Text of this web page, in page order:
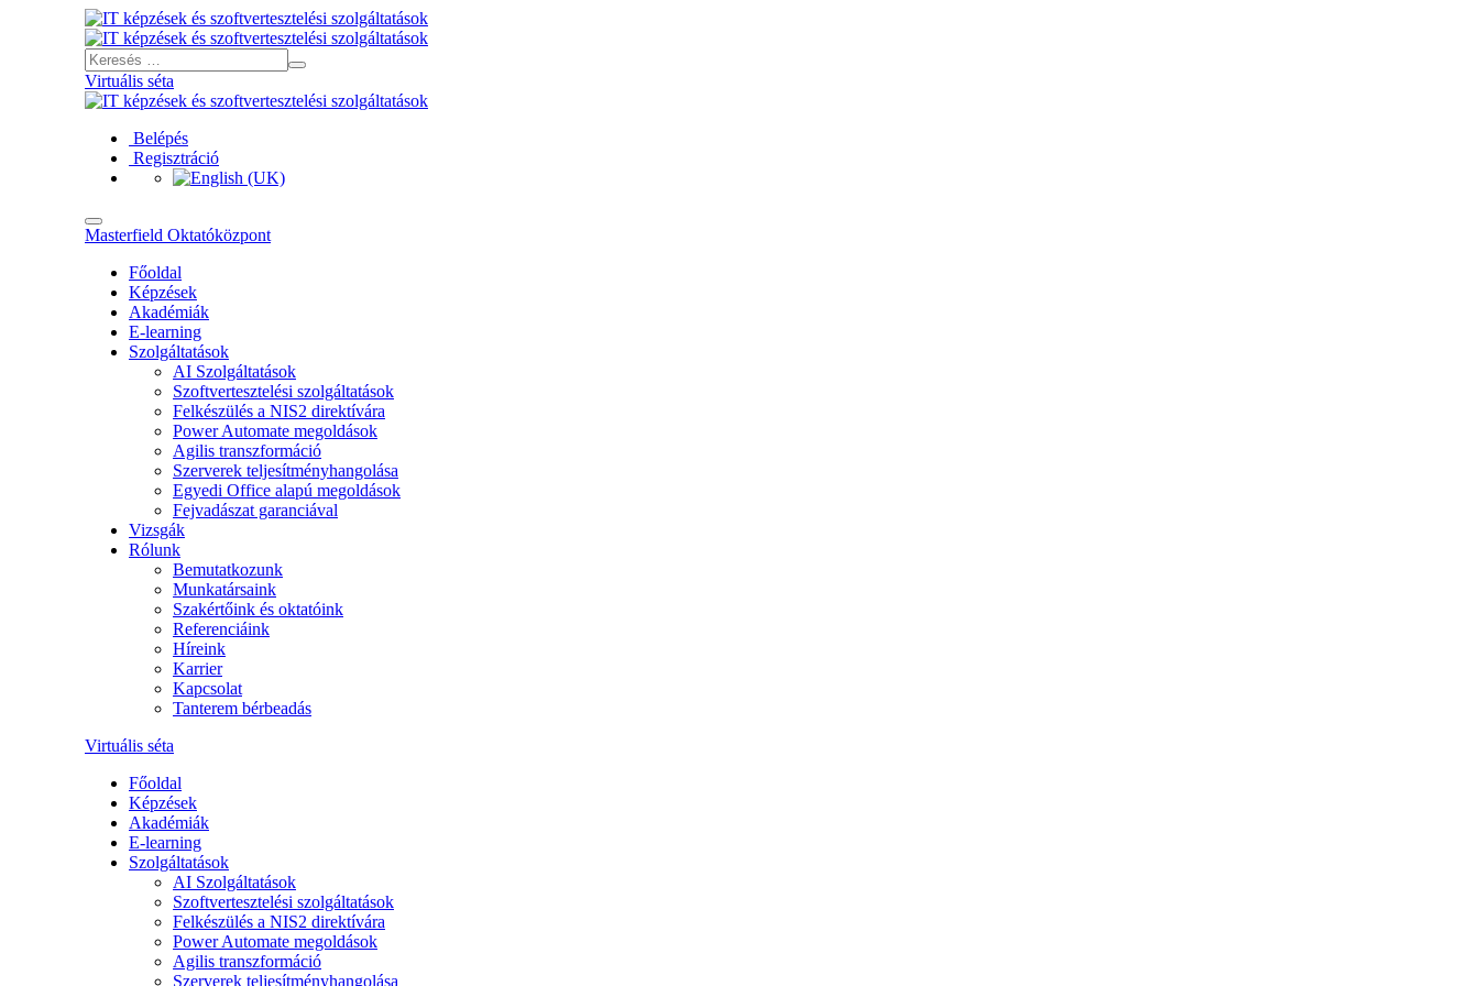
Virtuális séta
Belépés
Regisztráció
Masterfield Oktatóközpont
Főoldal
Képzések
Akadémiák
E-learning
Szolgáltatások
AI Szolgáltatások
Szoftvertesztelési szolgáltatások
Felkészülés a NIS2 direktívára
Power Automate megoldások
Agilis transzformáció
Szerverek teljesítményhangolása
Egyedi Office alapú megoldások
Fejvadászat garanciával
Vizsgák
Rólunk
Bemutatkozunk
Munkatársaink
Szakértőink és oktatóink
Referenciáink
Híreink
Karrier
Kapcsolat
Tanterem bérbeadás
Virtuális séta
Főoldal
Képzések
Akadémiák
E-learning
Szolgáltatások
AI Szolgáltatások
Szoftvertesztelési szolgáltatások
Felkészülés a NIS2 direktívára
Power Automate megoldások
Agilis transzformáció
Szerverek teljesítményhangolása